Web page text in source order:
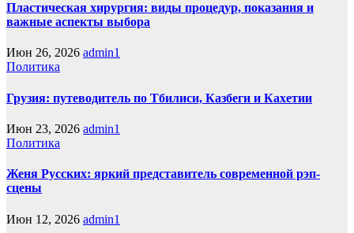
Пластическая хирургия: виды процедур, показания и
важные аспекты выбора
Июн 26, 2026 admin1
Политика
Грузия: путеводитель по Тбилиси, Казбеги и Кахетии
Июн 23, 2026 admin1
Политика
Женя Русских: яркий представитель современной рэп-
сцены
Июн 12, 2026 admin1